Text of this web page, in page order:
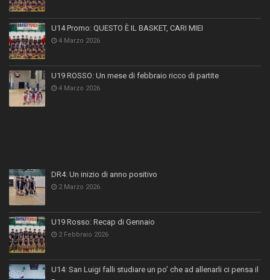
U14 Promo: QUESTO È IL BASKET, CARI MIEI
4 Marzo 2026
U19 ROSSO: Un mese di febbraio ricco di partite
4 Marzo 2026
DR4: Un inizio di anno positivo
2 Marzo 2026
U19 Rosso: Recap di Gennaio
2 Febbraio 2026
U14: San Luigi falli studiare un po’ che ad allenarli ci pensa il